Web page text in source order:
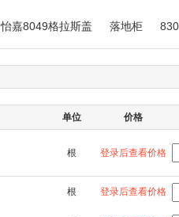
怡嘉8049格拉斯盖 落地柜
单位 价格
根 登录后查看价格
根 登录后查看价格